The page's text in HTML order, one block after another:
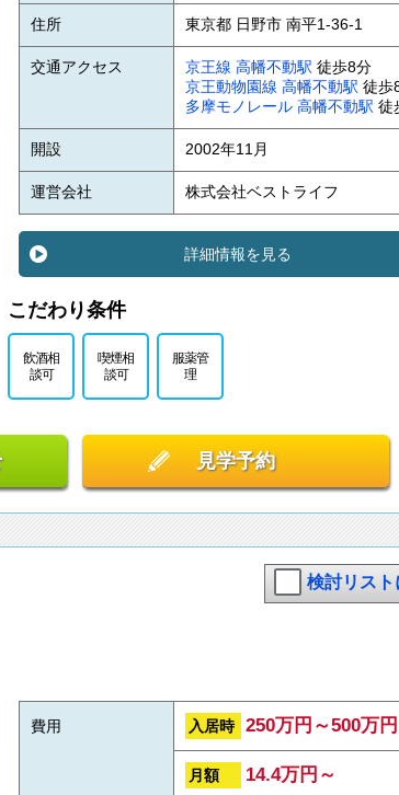
住所 東京都 日野市 南平1-36-1
交通アクセス 京王線 高幡不動駅 徒歩8分
京王動物園線 高幡不動駅 徒歩
多摩モノレール 高幡不動駅 徒
開設 2002年11月
運営会社 株式会社ベストライフ
詳細情報を見る
こだわり条件
飲酒相
談可
喫煙相
談可
服薬管
理
見学予約
検討リスト
費用 入居時 250万円～500万円
月額 14.4万円～